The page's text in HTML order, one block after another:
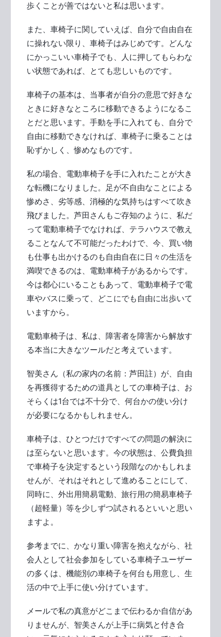
歩くことが善ではないと私は思います。
また、車椅子に関していえば、自分で自由自在
に操れない限り、車椅子はみじめです。どんな
にかっこいい車椅子でも、人に押してもらわな
い状態であれば、とても悲しいものです。
車椅子の基本は、当事者が自分の意思で好きな
ときに好きなところに移動できるようになるこ
とだと思います。手動を手に入れても、自分で
自由に移動できなければ、車椅子に乗ることは
恥ずかしく、惨めなものです。
私の場合、電動車椅子を手に入れたことが大き
な転機になりました。足が不自由なことによる
惨めさ、劣等感、消極的な気持ちはすべて吹き
飛びました。芦田さんもご存知のように、私だ
って電動車椅子でなければ、テラハウスで教え
ることなんて不可能だったわけで、今、買い物
も仕事も出かけるのも自由自在に日々の生活を
満喫できるのは、電動車椅子があるからです。
今は都心にいることもあって、電動車椅子で電
車やバスに乗って、どこにでも自由に出歩いて
いますから。
電動車椅子は、私は、障害者を障害から解放す
る本当に大きなツールだと考えています。
智美さん（私の家内の名前：芦田註）が、自由
を再獲得するための道具としての車椅子は、お
そらくは1台では不十分で、何台かの使い分け
が必要になるかもしれません。
車椅子は、ひとつだけですべての問題の解決に
は至らないと思います。今の状態は、公費負担
で車椅子を決定するという段階なのかもしれま
せんが、それはそれとして進めることにして、
同時に、外出用簡易電動、旅行用の簡易車椅子
（超軽量）等を少しずつ試されるといいと思い
ますよ。
参考までに、かなり重い障害を抱えながら、社
会人として社会参加をしている車椅子ユーザー
の多くは、機能別の車椅子を何台も用意し、生
活の中で上手に使い分けています。
メールで私の真意がどこまで伝わるか自信があ
りませんが、智美さんが上手に病気と付き合